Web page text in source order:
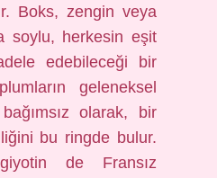
Boks, zengin veya
soylu, herkesin eşit
edebileceği bir
geleneksel
olarak, bir
bu ringde bulur.
de Fransız